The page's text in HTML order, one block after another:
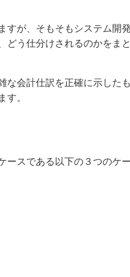
すが、そもそもシステム開
どう仕分けされるのかをま
な会計仕訳を正確に示した
す。
ースである以下の３つのケ